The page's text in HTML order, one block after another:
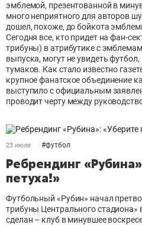
эмблемой, презентованной в
много неприятного для авторов
дошел, похоже, до бойкота
Сегодня все, кто придет на фан-
трибуны) в атрибутике с
выпуска, могут не увидеть
тумаков. Как стало известно
крупное фанатское объединение
выступило с официальным
проводит черту между
23 июля #футбол
Ребрендинг
петуха!»
Футбольный «Рубин» начал
трибуны Центрального стадиона»
сделан – клуб в минувшее